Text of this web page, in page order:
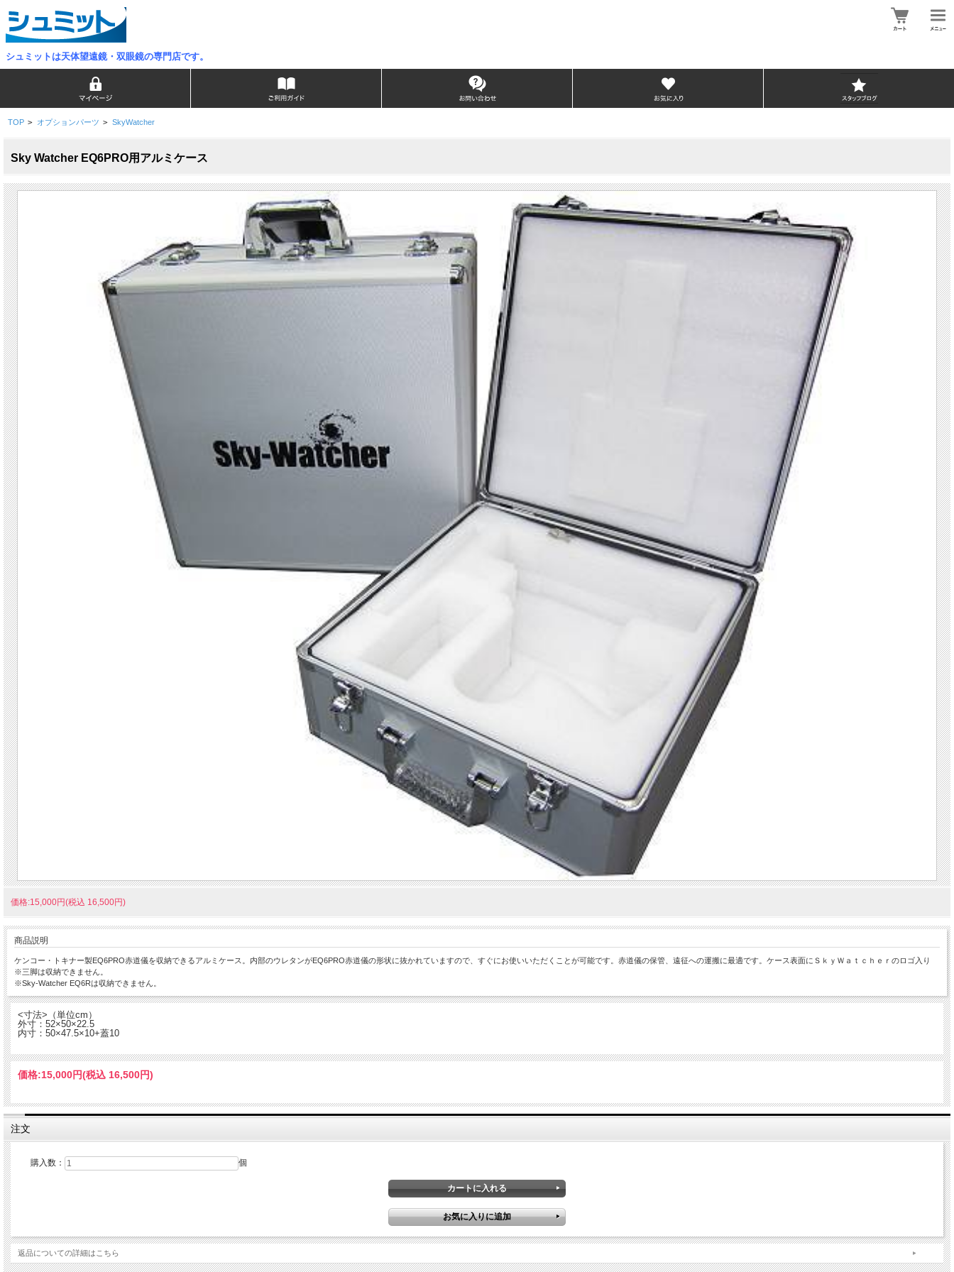
シュミットは天体望遠鏡・双眼鏡の専門店です。
TOP > オプションパーツ > SkyWatcher
Sky Watcher EQ6PRO用アルミケース
価格:15,000円(税込 16,500円)
商品説明
ケンコー・トキナー製EQ6PRO赤道儀を収納できるアルミケース。内部のウレタンがEQ6PRO赤道儀の形状に抜かれていますので、すぐにお使いいただくことが可能です。赤道儀の保管、遠征への運搬に最適です。ケース表面にＳｋｙＷａｔｃｈｅｒのロゴ入り
※三脚は収納できません。
※Sky-Watcher EQ6Rは収納できません。
<寸法>（単位cm）
外寸：52×50×22.5
内寸：50×47.5×10+蓋10
価格:15,000円(税込 16,500円)
注文
購入数： 個
返品についての詳細はこちら